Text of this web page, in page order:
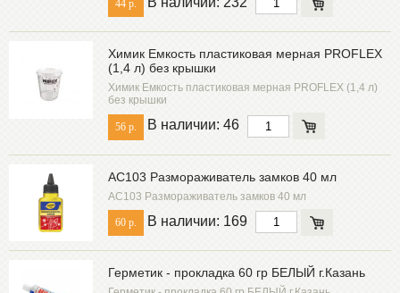
44 р.
Химик Емкость пластиковая мерная PROFLEX
(1,4 л) без крышки
Химик Емкость пластиковая мерная PROFLEX (1,4 л)
без крышки
56 р. В наличии: 46
AC103 Размораживатель замков 40 мл
AC103 Размораживатель замков 40 мл
60 р. В наличии: 169
Герметик - прокладка 60 гр БЕЛЫЙ г.Казань